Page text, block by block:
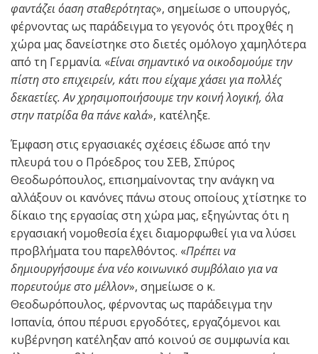
φαντάζει όαση σταθερότητας», σημείωσε ο υπουργός,
φέρνοντας ως παράδειγμα το γεγονός ότι προχθές η
χώρα μας δανείστηκε στο διετές ομόλογο χαμηλότερα
από τη Γερμανία. «Είναι σημαντικό να οικοδομούμε την
πίστη στο επιχειρείν, κάτι που είχαμε χάσει για πολλές
δεκαετίες. Αν χρησιμοποιήσουμε την κοινή λογική, όλα
στην πατρίδα θα πάνε καλά», κατέληξε.
Έμφαση στις εργασιακές σχέσεις έδωσε από την
πλευρά του ο Πρόεδρος του ΣΕΒ, Σπύρος
Θεοδωρόπουλος, επισημαίνοντας την ανάγκη να
αλλάξουν οι κανόνες πάνω στους οποίους χτίστηκε το
δίκαιο της εργασίας στη χώρα μας, εξηγώντας ότι η
εργασιακή νομοθεσία έχει διαμορφωθεί για να λύσει
προβλήματα του παρελθόντος. «Πρέπει να
δημιουργήσουμε ένα νέο κοινωνικό συμβόλαιο για να
πορευτούμε στο μέλλον», σημείωσε ο κ.
Θεοδωρόπουλος, φέρνοντας ως παράδειγμα την
Ισπανία, όπου πέρυσι εργοδότες, εργαζόμενοι και
κυβέρνηση κατέληξαν από κοινού σε συμφωνία και